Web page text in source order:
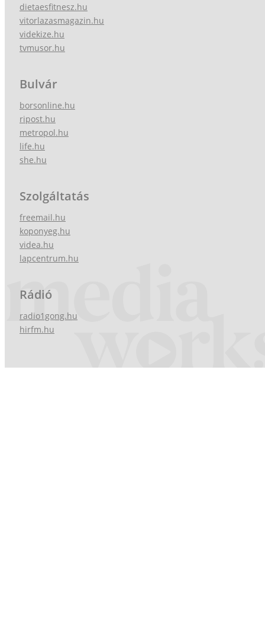
dietaesfitnesz.hu
vitorlazasmagazin.hu
videkize.hu
tvmusor.hu
Bulvár
borsonline.hu
ripost.hu
metropol.hu
life.hu
she.hu
Szolgáltatás
freemail.hu
koponyeg.hu
videa.hu
lapcentrum.hu
Rádió
radio1gong.hu
hirfm.hu